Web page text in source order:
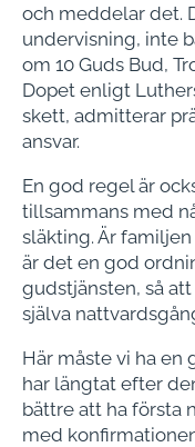
och meddelar det.
undervisning, inte
om 10 Guds Bud,
Dopet enligt
skett, admitterar
ansvar.
En god regel är
tillsammans med
släkting. Är
är det en god
gudstjänsten, så
själva
Här måste vi ha en
har längtat efter
bättre att ha första
med